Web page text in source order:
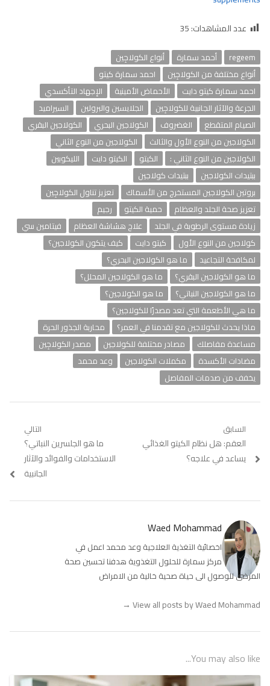
عدد المشاهدات:35
regeem أحمد سمارة
أنواع الكولاجِين
أنواع مختلفة من الكولاجِين
احمد سمارة كيتو
احمد سمارة كيتو دايت
الأحماض الأمينية
الإجهاد التأكسدي
الجرعة والآثار الجانبية للكولاجِين
الجلايسين والبرولين
السيراميد
الصيام المتقطع
الغضروف الكولاجين البحري
الكولاجين البقري
الكولاجين من النوع الأول والثالث
الكولاجين من النوع الثاني
الكولاجين من النوع الثاني :
الكيتو الكيتو دايت
الليكوبين
ببتيدات الكولاجين
ببتيدات كولاجين
بروتين الكولاجين المستخرج من الأسماك
تعزيز تناول الكولاجِين
تعزيز صحة الجلد والعظام
حمية الكيتو
رجيم
زيادة مستوى الرطوبة في الجلد
علاج هشاشة العظام
فيتامين سي
كولاجين من النوع الأول
كيتو دايت
كيف يتكون الكولاجين؟
لمكافحة التجاعيد
ما هو الكولاجين البحري؟
ما هو الكولاجين البقري؟
ما هو الكولاجين المحلل؟
ما هو الكولاجين النباتي؟
ما هو الكولاجين؟
ما هي الأطعمة التي تعد مصدرًا للكولاجين؟
ماذا يحدث للكولاجين مع تقدمنا ​​في العمر؟
محاربة الجذور الحرة
مساعدة مفاصلك
مصادر مختلفة للكولاجين
مصدر الكولاجِين
مضادات الأكسدة
مكملات الكولاجين
وعد محمد
يخفف من صدمات المفاصل
تصفّح
المقالات
السابق
Previous
post:
العقم: هل نظام الكيتو الغذائي
يساعد في علاجه؟
التالي
Next
post:
ما هو الجلسرين النباتي؟
الاستخدامات والفوائد والآثار
الجانبية
Waed Mohammad
اخصائية التغذية العلاجية وعد محمد اعمل في
مركز سمارة للحلول التغذوية هدفنا تحسين صحة
المرضى للوصول الى حياة صحية خالية من الامراض
View all posts by Waed Mohammad
→
You may also like...